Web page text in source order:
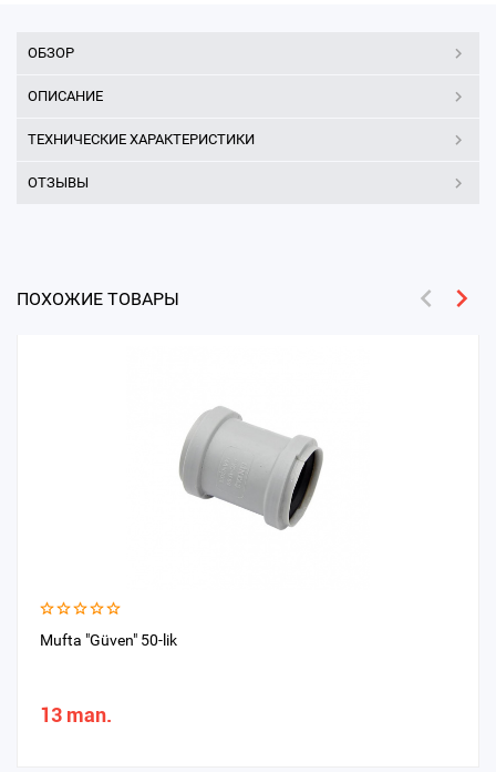
ОБЗОР
ОПИСАНИЕ
ТЕХНИЧЕСКИЕ ХАРАКТЕРИСТИКИ
ОТЗЫВЫ
ПОХОЖИЕ ТОВАРЫ
Mufta "Güven" 50-lik
13 man.